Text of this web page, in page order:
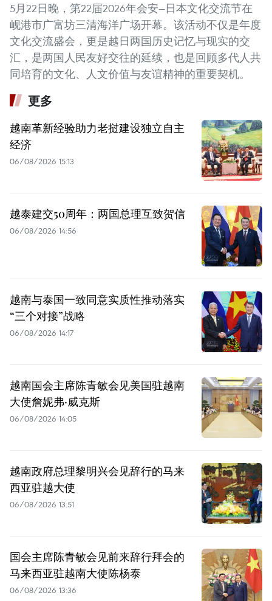
5月22日晚，第22届2026年会安—日本文化交流节在
岘港市广富坊三清海洋广场开幕。该活动不仅是年度
文化交流盛会，更是越日两国历史记忆与现实的交
汇，是两国人民友好交往的延续，也是回顾多代人共
同培育的文化、人文价值与友谊精神的重要契机。
更多
越南革新经验助力老挝建设独立自主
经济
06/08/2026 15:13
越泰建交50周年：两国总理互致贺信
06/08/2026 14:56
越南与泰国一致同意实质性推动落实
“三个对接”战略
06/08/2026 14:17
越南国会主席陈青敏会见美国驻越南
大使詹妮弗·威克斯
06/08/2026 14:05
越南政府总理黎明兴会见辞行的马来
西亚驻越大使
06/08/2026 13:51
国会主席陈青敏会见前来辞行拜会的
马来西亚驻越南大使陈杨泰
06/08/2026 13:36